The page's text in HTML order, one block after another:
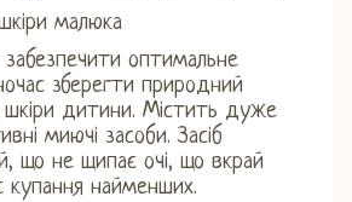
малюка
оптимальне
зберегти природний
шкіри дитини. Містить дуже
миючі засоби. Засіб
що не щипає очі, що вкрай
купання найменших.